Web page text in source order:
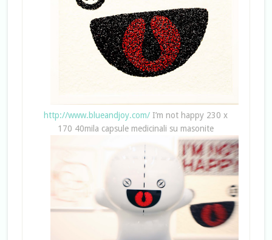
http://www.blueandjoy.com/ I’m not happy 230 x
170 40mila capsule medicinali su masonite